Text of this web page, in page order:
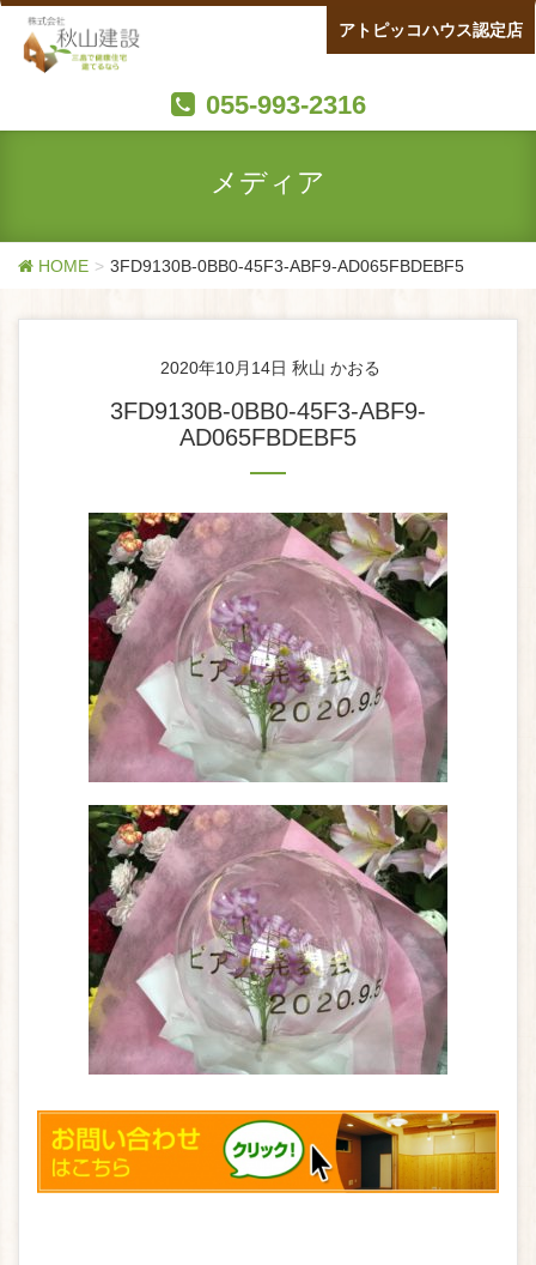
055-993-2316
アトピッコハウス認定店
メディア
HOME 3FD9130B-0BB0-45F3-ABF9-AD065FBDEBF5
2020年10月14日 秋山 かおる
3FD9130B-0BB0-45F3-ABF9-
AD065FBDEBF5